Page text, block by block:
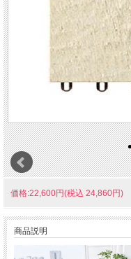
価格:22,600円(税込 24,860円)
商品説明